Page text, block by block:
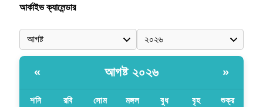
আর্কাইভ ক্যালেন্ডার
« আগষ্ট ২০২৬ »
শনি রবি সোম মঙ্গল বুধ বৃহ শুক্র